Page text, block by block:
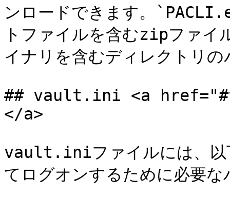
ンロードできます。
トファイルを含むzipファイ
イナリを含むディレクトリ
## vault.ini <a
</a>
vault.iniファイルには、以
てログオンするために必要